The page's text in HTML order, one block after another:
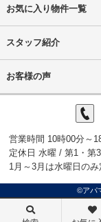
お気に入り物件一覧
スタッフ紹介
お客様の声
営業時間 10時00分～
定休日 水曜 / 第1・第
1月～3月は水曜日のみ
©アパ